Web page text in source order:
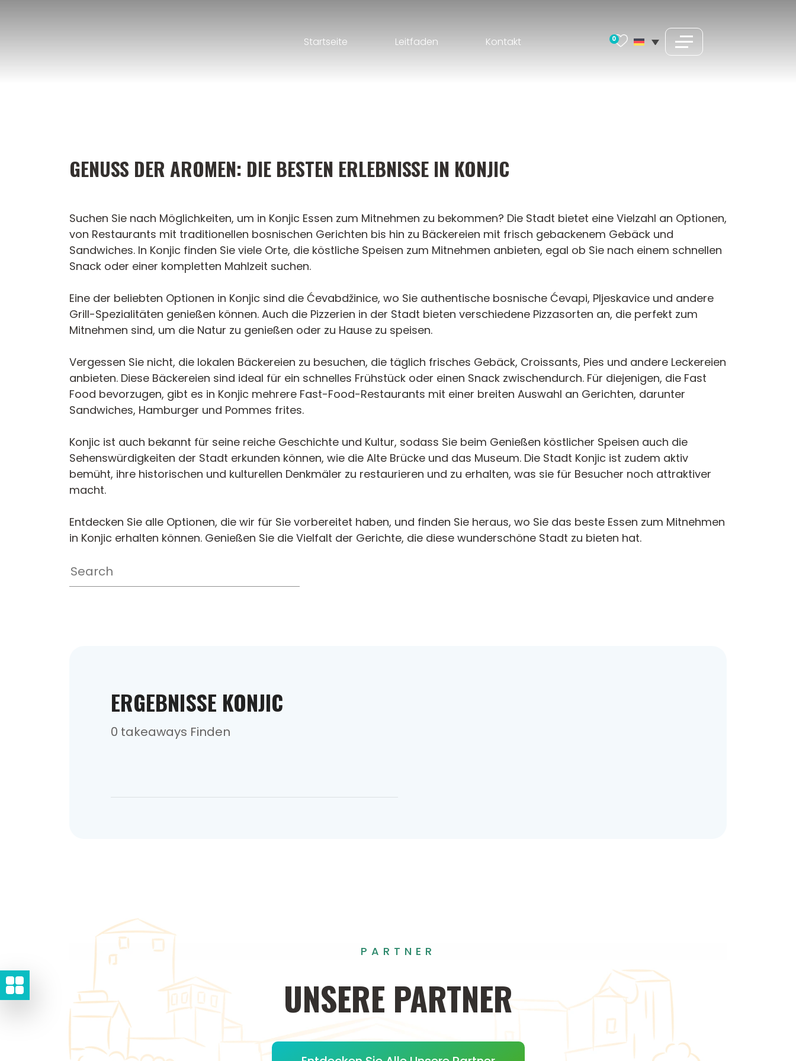
Startseite Leitfaden Kontakt 0
GENUSS DER AROMEN: DIE BESTEN ERLEBNISSE IN KONJIC
Suchen Sie nach Möglichkeiten, um in Konjic Essen zum Mitnehmen zu bekommen? Die Stadt bietet eine Vielzahl an Optionen,
von Restaurants mit traditionellen bosnischen Gerichten bis hin zu Bäckereien mit frisch gebackenem Gebäck und
Sandwiches. In Konjic finden Sie viele Orte, die köstliche Speisen zum Mitnehmen anbieten, egal ob Sie nach einem schnellen
Snack oder einer kompletten Mahlzeit suchen.
Eine der beliebten Optionen in Konjic sind die Ćevabdžinice, wo Sie authentische bosnische Ćevapi, Pljeskavice und andere
Grill-Spezialitäten genießen können. Auch die Pizzerien in der Stadt bieten verschiedene Pizzasorten an, die perfekt zum
Mitnehmen sind, um die Natur zu genießen oder zu Hause zu speisen.
Vergessen Sie nicht, die lokalen Bäckereien zu besuchen, die täglich frisches Gebäck, Croissants, Pies und andere Leckereien
anbieten. Diese Bäckereien sind ideal für ein schnelles Frühstück oder einen Snack zwischendurch. Für diejenigen, die Fast
Food bevorzugen, gibt es in Konjic mehrere Fast-Food-Restaurants mit einer breiten Auswahl an Gerichten, darunter
Sandwiches, Hamburger und Pommes frites.
Konjic ist auch bekannt für seine reiche Geschichte und Kultur, sodass Sie beim Genießen köstlicher Speisen auch die
Sehenswürdigkeiten der Stadt erkunden können, wie die Alte Brücke und das Museum. Die Stadt Konjic ist zudem aktiv
bemüht, ihre historischen und kulturellen Denkmäler zu restaurieren und zu erhalten, was sie für Besucher noch attraktiver
macht.
Entdecken Sie alle Optionen, die wir für Sie vorbereitet haben, und finden Sie heraus, wo Sie das beste Essen zum Mitnehmen
in Konjic erhalten können. Genießen Sie die Vielfalt der Gerichte, die diese wunderschöne Stadt zu bieten hat.
ERGEBNISSE KONJIC
0 takeaways Finden
PARTNER
UNSERE PARTNER